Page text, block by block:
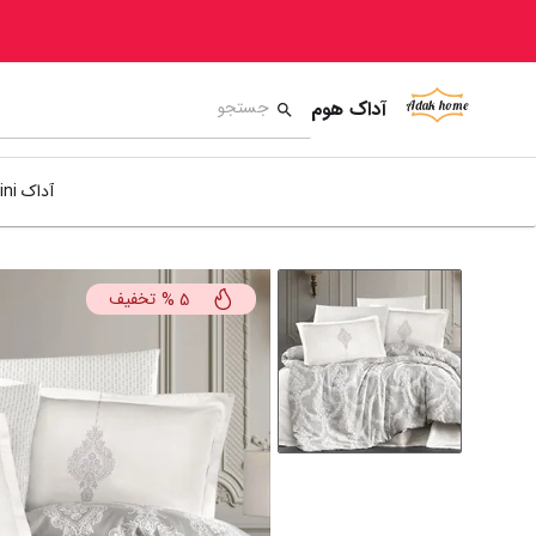
آداک هوم
آداک mini
5
% تخفیف